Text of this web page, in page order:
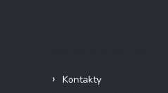
Kontakty